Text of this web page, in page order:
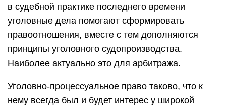
в судебной практике последнего времени
уголовные дела помогают сформировать
правоотношения, вместе с тем дополняются
принципы уголовного судопроизводства.
Наиболее актуально это для арбитража.
Уголовно-процессуальное право таково, что к
нему всегда был и будет интерес у широкой